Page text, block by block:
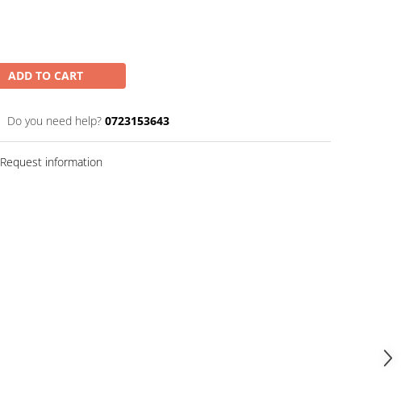
ADD TO CART
Do you need help? 0723153643
Request information